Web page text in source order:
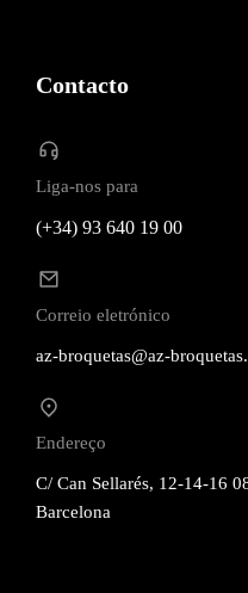
Contacto
Liga-nos para
(+34) 93 640 19 00
Correio eletrónico
az-broquetas@az-
Endereço
C/ Can Sellarés, 12-14-16
Barcelona